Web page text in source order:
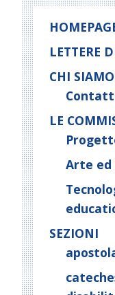
LETTERE
CHI SIAMO
LE
Arte ed
SEZIONI